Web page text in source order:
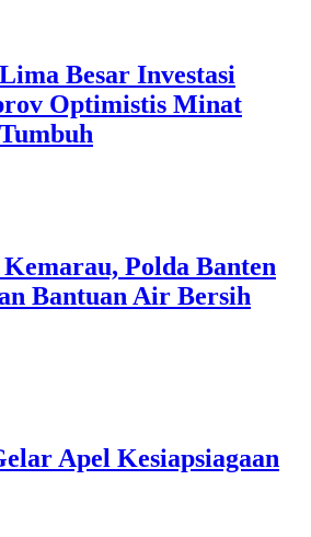
Besar Investasi
Optimistis Minat
Polda Banten
Bantuan Air Bersih
Apel Kesiapsiagaan